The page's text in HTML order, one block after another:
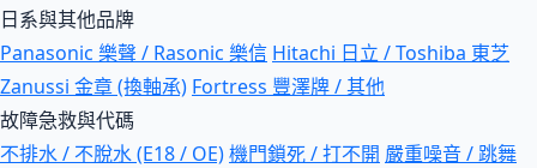
日系與其他品牌
Panasonic 樂聲 / Rasonic 樂信 Hitachi 日立 / Toshiba 東芝
Zanussi 金章 (換軸承) Fortress 豐澤牌 / 其他
故障急救與代碼
不排水 / 不脫水 (E18 / OE)機門鎖死 / 打不開 嚴重噪音 / 跳舞